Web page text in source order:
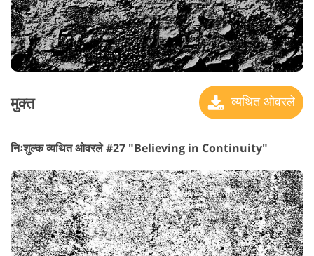
मुक्त व्यथित ओवरले
निःशुल्क व्यथित ओवरले #27 "Believing in Continuity"